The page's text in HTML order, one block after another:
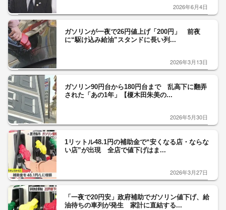
2026年6月4日
ガソリンが一夜で26円値上げ「200円」 前夜
に“駆け込み給油”スタンドに長い列...
2026年3月13日
ガソリン90円台から180円台まで 乱高下に翻弄
された「あの1年」【榎木田朱美の...
2026年5月30日
1リットル48.1円の補助金で“安くなる店・ならな
い店”が出現 全店で値下げはま...
2026年3月27日
「一夜で20円安」政府補助でガソリン値下げ、給
油待ちの車列が発生 家計に直結する...